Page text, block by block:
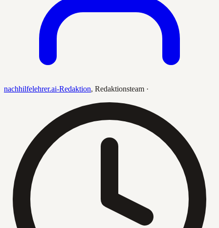
nachhilfelehrer.ai-Redaktion, Redaktionsteam ·